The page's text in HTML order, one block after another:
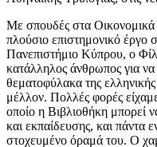
Με σπουδές στα Οικονομικά
πλούσιο επιστημονικό έργο
Πανεπιστήμιο Κύπρου, ο
κατάλληλος άνθρωπος για
θεματοφύλακα της
μέλλον. Πολλές φορές
οποίο η Βιβλιοθήκη μπορεί
και εκπαίδευσης, και πάντα
στοχευμένο όραμά του. Ο